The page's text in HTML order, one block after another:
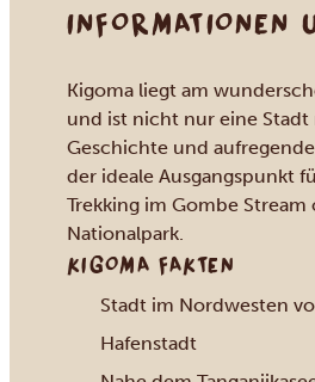
INFORMATIONEN
Kigoma liegt am
und ist nicht nur eine Stadt
Geschichte und
der ideale Ausgangspunkt
Trekking im Gombe
Nationalpark.
KIGOMA FAKTEN
Stadt im Nordwesten
Hafenstadt